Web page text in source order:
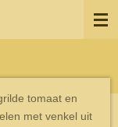
tomaat en
met venkel uit